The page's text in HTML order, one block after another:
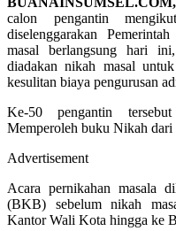
calon pengantin
diselenggarakan
masal berlangsung hari
diadakan nikah masal
kesulitan biaya pengurusan
Ke-50 pengantin
Memperoleh buku Nikah dari
Advertisement
Acara pernikahan masala
(BKB) sebelum nikah
Kantor Wali Kota hingga ke